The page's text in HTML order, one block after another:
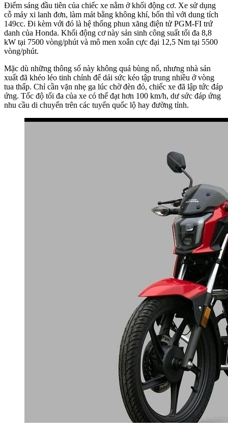
Điểm sáng đầu tiên của chiếc xe nằm ở khối động cơ. Xe sử dụng
cỗ máy xi lanh đơn, làm mát bằng không khí, bốn thì với dung tích
149cc. Đi kèm với đó là hệ thống phun xăng điện tử PGM-FI trứ
danh của Honda. Khối động cơ này sản sinh công suất tối đa 8,8
kW tại 7500 vòng/phút và mô men xoắn cực đại 12,5 Nm tại 5500
vòng/phút.
Mặc dù những thông số này không quá bùng nổ, nhưng nhà sản
xuất đã khéo léo tinh chỉnh để dải sức kéo tập trung nhiều ở vòng
tua thấp. Chỉ cần vặn nhẹ ga lúc chờ đèn đỏ, chiếc xe đã lập tức đáp
ứng. Tốc độ tối đa của xe có thể đạt hơn 100 km/h, dư sức đáp ứng
nhu cầu di chuyển trên các tuyến quốc lộ hay đường tỉnh.